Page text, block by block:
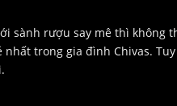
sành rượu say mê thì không
trong gia đình Chivas.